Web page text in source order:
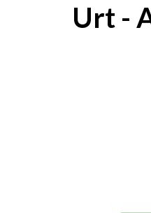
Urt -